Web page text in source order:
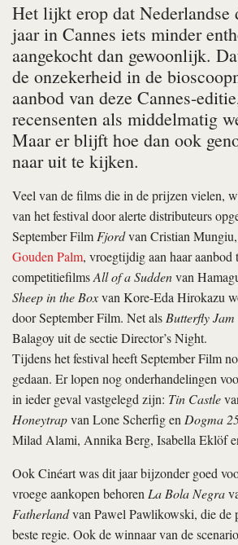
Het lijkt erop dat Nederlandse
jaar in Cannes iets minder
aangekocht dan gewoonlijk.
de onzekerheid in de
aanbod van deze Cannes-
recensenten als middelmatig
Maar er blijft hoe dan ook
naar uit te kijken.
Veel van de films die in de prijzen vielen,
van het festival door alerte distributeurs
September FilmFjordvan Cristian
Gouden Palm, vroegtijdig aan haar aanbod
competitiefilmsAll of a Suddenvan
Sheep in the Boxvan Kore-Eda Hirokazu
door September Film. Net alsButterfly Jam
Balagoy uit de sectie Director’s Night.
Tijdens het festival heeft September Film
gedaan. Er lopen nog onderhandelingen
in ieder geval vastgelegd zijn: Tin Castle
Honeytrapvan Lone Scherfig enDogma
Milad Alami, Annika Berg, Isabella Eklöf
Ook Cinéart was dit jaar bijzonder goed
vroege aankopen behorenLa Bola Negra
Fatherlandvan Pawel Pawlikowski, die de
beste regie. Ook de winnaar van de